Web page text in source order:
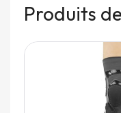
Produits